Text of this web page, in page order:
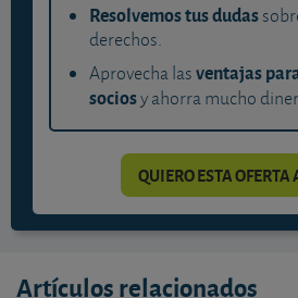
Resolvemos tus dudas
derechos.
Aprovecha lasventajas
sociosy ahorra mucho
QUIERO ESTA OFERTA
Artículos relacionados